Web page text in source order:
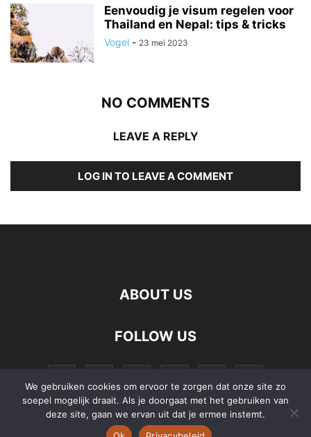
Eenvoudig je visum regelen voor
Thailand en Nepal: tips & tricks
Vogel - 23 mei 2023
NO COMMENTS
LEAVE A REPLY
LOG IN TO LEAVE A COMMENT
ABOUT US
FOLLOW US
We gebruiken cookies om ervoor te zorgen dat onze site zo
soepel mogelijk draait. Als je doorgaat met het gebruiken van
deze site, gaan we ervan uit dat je ermee instemt.